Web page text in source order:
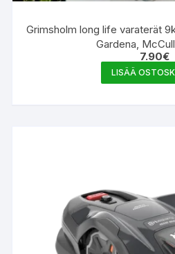
Grimsholm long life varaterät
Gardena,
7.90€
LISÄÄ